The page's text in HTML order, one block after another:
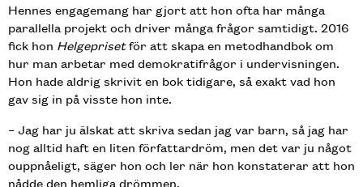
Hennes engagemang har gjort att hon ofta har många
parallella projekt och driver många frågor samtidigt. 2016
fick hon Helgeprisetför att skapa en metodhandbok om
hur man arbetar med demokratifrågor i undervisningen.
Hon hade aldrig skrivit en bok tidigare, så exakt vad hon
gav sig in på visste hon inte.
– Jag har ju älskat att skriva sedan jag var barn, så jag har
nog alltid haft en liten författardröm, men det var ju något
ouppnåeligt, säger hon och ler när hon konstaterar att hon
nådde den hemliga drömmen.